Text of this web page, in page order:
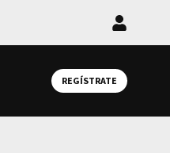
Iniciar
REGÍSTRATE